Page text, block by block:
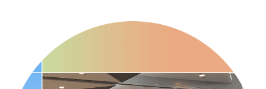
・職場の健康診断実施強化月間
・自殺予防週間
・世界自殺予防デー
・日本骨髄増殖性腫瘍の日